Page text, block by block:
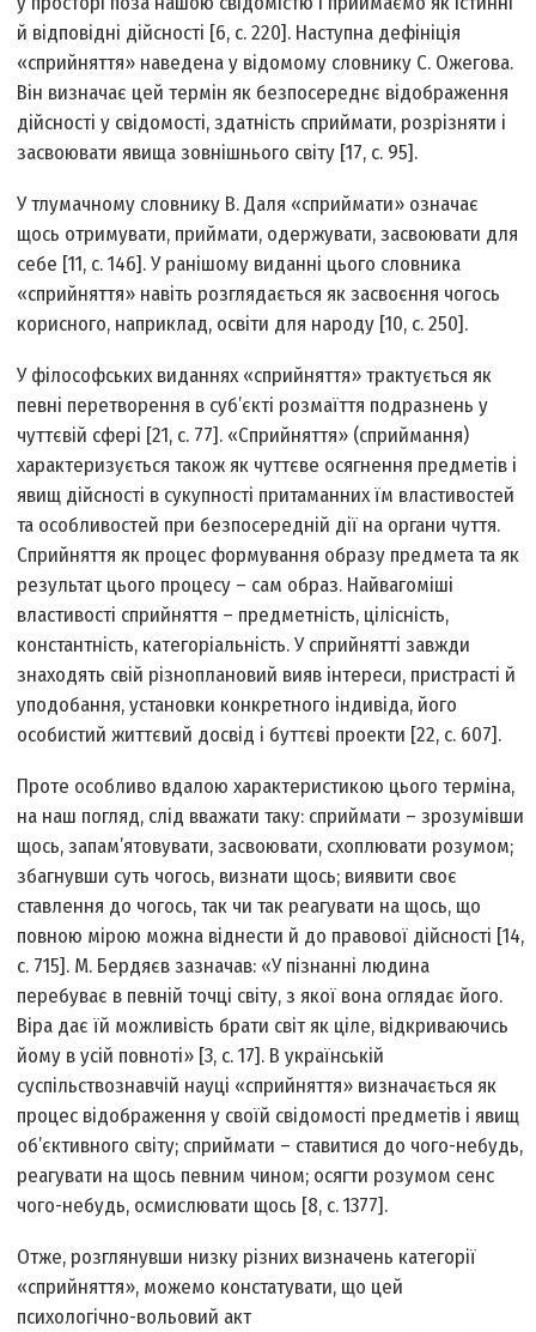
й відповідні дійсності [6, с. 220]. Наступна дефініція
«сприйняття» наведена у відомому словнику С. Ожегова.
Він визначає цей термін як безпосереднє відображення
дійсності у свідомості, здатність сприймати, розрізняти і
засвоювати явища зовнішнього світу [17, с. 95].
У тлумачному словнику В. Даля «сприймати» означає
щось отримувати, приймати, одержувати, засвоювати для
себе [11, с. 146]. У ранішому виданні цього словника
«сприйняття» навіть розглядається як засвоєння чогось
корисного, наприклад, освіти для народу [10, с. 250].
У філософських виданнях «сприйняття» трактується як
певні перетворення в суб’єкті розмаїття подразнень у
чуттєвій сфері [21, с. 77]. «Сприйняття» (сприймання)
характеризується також як чуттєве осягнення предметів і
явищ дійсності в сукупності притаманних їм властивостей
та особливостей при безпосередній дії на органи чуття.
Сприйняття як процес формування образу предмета та як
результат цього процесу – сам образ. Найвагоміші
властивості сприйняття – предметність, цілісність,
константність, категоріальність. У сприйнятті завжди
знаходять свій різноплановий вияв інтереси, пристрасті й
уподобання, установки конкретного індивіда, його
особистий життєвий досвід і буттєві проекти [22, с. 607].
Проте особливо вдалою характеристикою цього терміна,
на наш погляд, слід вважати таку: сприймати – зрозумівши
щось, запам’ятовувати, засвоювати, схоплювати розумом;
збагнувши суть чогось, визнати щось; виявити своє
ставлення до чогось, так чи так реагувати на щось, що
повною мірою можна віднести й до правової дійсності [14,
с. 715]. М. Бердяєв зазначав: «У пізнанні людина
перебуває в певній точці світу, з якої вона оглядає його.
Віра дає їй можливість брати світ як ціле, відкриваючись
йому в усій повноті» [3, с. 17]. В українській
суспільствознавчій науці «сприйняття» визначається як
процес відображення у своїй свідомості предметів і явищ
об’єктивного світу; сприймати – ставитися до чого-небудь,
реагувати на щось певним чином; осягти розумом сенс
чого-небудь, осмислювати щось [8, с. 1377].
Отже, розглянувши низку різних визначень категорії
«сприйняття», можемо констатувати, що цей
психологічно-вольовий акт